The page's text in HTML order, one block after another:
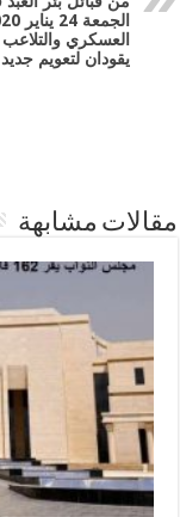
العسكري والتلاعب
يقودان لتعويم جديد
مقالات مشابهة